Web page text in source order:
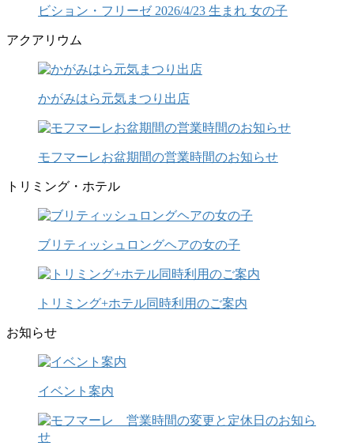
ビション・フリーゼ 2026/4/23 生まれ 女の子
アクアリウム
かがみはら元気まつり出店
モフマーレお盆期間の営業時間のお知らせ
トリミング・ホテル
ブリティッシュロングヘアの女の子
トリミング+ホテル同時利用のご案内
お知らせ
イベント案内